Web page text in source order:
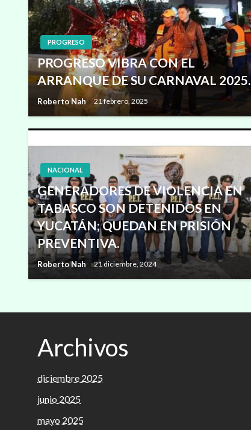
PROGRESO
PROGRESO VIBRA CON EL
ARRANQUE DE SU CARNAVAL 2025.
Roberto Nah 21 febrero, 2025
NACIONAL
GENERADORES DE VIOLENCIA EN
TABASCO SON DETENIDOS EN
YUCATÁN; QUEDAN EN PRISIÓN
PREVENTIVA.
Roberto Nah 21 diciembre, 2024
Archivos
diciembre 2025
junio 2025
mayo 2025